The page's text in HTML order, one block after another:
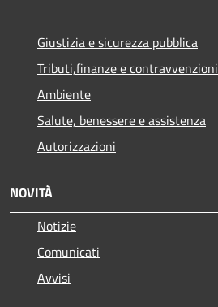
Giustizia e sicurezza pubblica
Tributi,finanze e contravvenzioni
Ambiente
Salute, benessere e assistenza
Autorizzazioni
NOVITÀ
Notizie
Comunicati
Avvisi